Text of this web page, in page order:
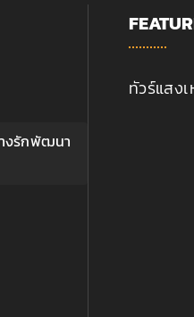
งรักพัฒนา
ทัวร์แสง